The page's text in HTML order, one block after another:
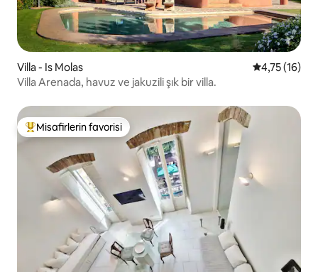
Villa - Is Molas 5 üzerinden
4,75 (16)
Villa Arenada, havuz ve jakuzili şık bir villa.
Misafirlerin favorilerinden en beğenilenler arasında
Misafirlerin favorisi